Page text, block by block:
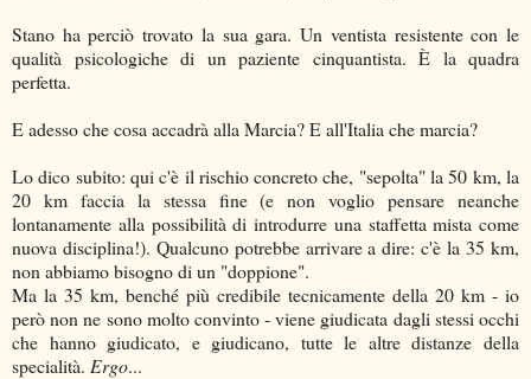
Stano ha perciò trovato la sua gara. Un ventista resistente con le
qualità psicologiche di un paziente cinquantista. È la quadra
perfetta.
E adesso che cosa accadrà alla Marcia? E all'Italia che marcia?
Lo dico subito: qui c'è il rischio concreto che, "sepolta" la 50 km, la
20 km faccia la stessa fine (e non voglio pensare neanche
lontanamente alla possibilità di introdurre una staffetta mista come
nuova disciplina!). Qualcuno potrebbe arrivare a dire: c'è la 35 km,
non abbiamo bisogno di un "doppione".
Ma la 35 km, benché più credibile tecnicamente della 20 km - io
però non ne sono molto convinto - viene giudicata dagli stessi occhi
che hanno giudicato, e giudicano, tutte le altre distanze della
specialità. Ergo...